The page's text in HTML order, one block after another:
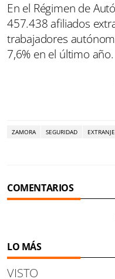
En el Régimen de
457.438 afiliados
trabajadores
7,6% en el último año.
ZAMORA SEGURIDAD
COMENTARIOS
LO MÁS
VISTO